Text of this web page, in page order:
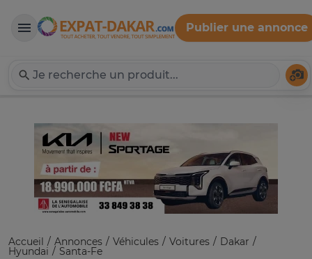
Expat-Dakar
Publier une annonce
Accueil Annonces Véhicules Voitures Dakar
Hyundai
Santa-Fe